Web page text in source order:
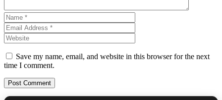
Save my name, email, and website in this browser for the next
time I comment.